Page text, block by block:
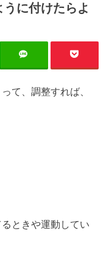
に付けたらよ
て、調整すれば、
ときや運動してい